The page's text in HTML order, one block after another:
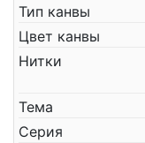
Тип канвы
Цвет канвы
Нитки
Тема
Серия